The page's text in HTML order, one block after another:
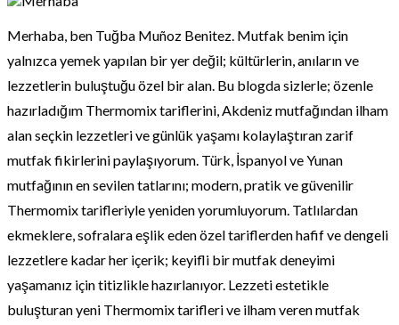
Merhaba, ben Tuğba Muñoz Benitez. Mutfak benim için
yalnızca yemek yapılan bir yer değil; kültürlerin, anıların ve
lezzetlerin buluştuğu özel bir alan. Bu blogda sizlerle; özenle
hazırladığım Thermomix tariflerini, Akdeniz mutfağından ilham
alan seçkin lezzetleri ve günlük yaşamı kolaylaştıran zarif
mutfak fikirlerini paylaşıyorum. Türk, İspanyol ve Yunan
mutfağının en sevilen tatlarını; modern, pratik ve güvenilir
Thermomix tarifleriyle yeniden yorumluyorum. Tatlılardan
ekmeklere, sofralara eşlik eden özel tariflerden hafif ve dengeli
lezzetlere kadar her içerik; keyifli bir mutfak deneyimi
yaşamanız için titizlikle hazırlanıyor. Lezzeti estetikle
buluşturan yeni Thermomix tarifleri ve ilham veren mutfak